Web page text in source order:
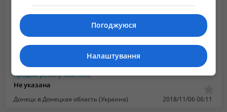
продам резину зимнюю
Не указана
Донецк в Донецкая область (Украина) 2018/11/06 06:11
Погоджуюся
Налаштування